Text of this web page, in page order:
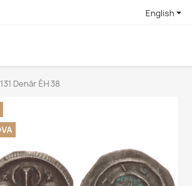
English
Denár ÉH 38